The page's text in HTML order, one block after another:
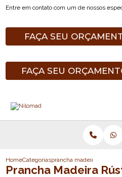
Entre em contato com um de nossos
FAÇA SEU
FAÇA SEU
HomeCategoriasprancha madeira rustica
Prancha Madeira